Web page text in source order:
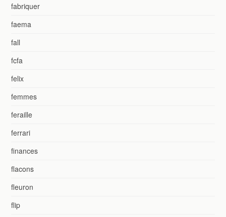
fabriquer
faema
fall
fcfa
felix
femmes
feraille
ferrari
finances
flacons
fleuron
flip